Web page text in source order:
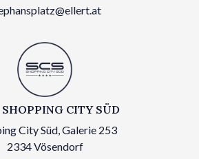
SHOPPING CITY SÜD
City Süd, Galerie 253
2334 Vösendorf